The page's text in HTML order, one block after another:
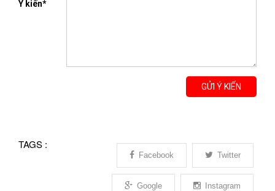
Ý kiến*
GỬI Ý KIẾN
TAGS :
Facebook Twitter
Google Instagram